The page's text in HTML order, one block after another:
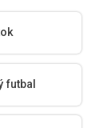
futbal